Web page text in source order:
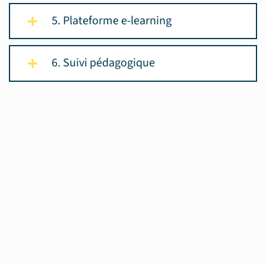
5. Plateforme e-learning
6. Suivi pédagogique